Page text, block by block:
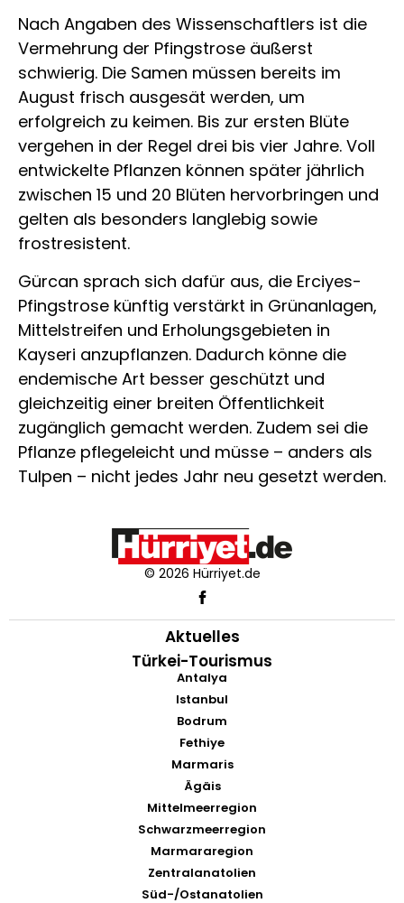
Nach Angaben des Wissenschaftlers ist die
Vermehrung der Pfingstrose äußerst
schwierig. Die Samen müssen bereits im
August frisch ausgesät werden, um
erfolgreich zu keimen. Bis zur ersten Blüte
vergehen in der Regel drei bis vier Jahre. Voll
entwickelte Pflanzen können später jährlich
zwischen 15 und 20 Blüten hervorbringen und
gelten als besonders langlebig sowie
frostresistent.
Gürcan sprach sich dafür aus, die Erciyes-
Pfingstrose künftig verstärkt in Grünanlagen,
Mittelstreifen und Erholungsgebieten in
Kayseri anzupflanzen. Dadurch könne die
endemische Art besser geschützt und
gleichzeitig einer breiten Öffentlichkeit
zugänglich gemacht werden. Zudem sei die
Pflanze pflegeleicht und müsse – anders als
Tulpen – nicht jedes Jahr neu gesetzt werden.
© 2026 Hürriyet.de
Aktuelles
Türkei-Tourismus
Antalya
Istanbul
Bodrum
Fethiye
Marmaris
Ägäis
Mittelmeerregion
Schwarzmeerregion
Marmararegion
Zentralanatolien
Süd-/Ostanatolien